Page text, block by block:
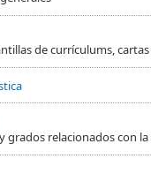
de currículums,
grados relacionados con